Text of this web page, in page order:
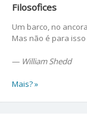
Filosofices
Um barco, no
Mas não é para
— William Shedd
Mais? »